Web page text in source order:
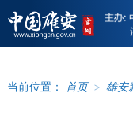
当前位置： 首页 > 雄安